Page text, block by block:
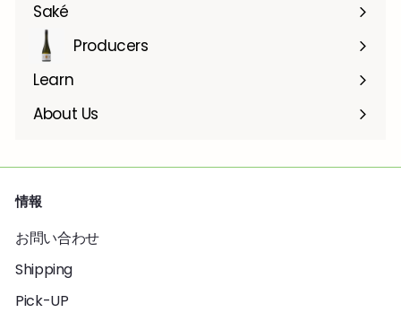
Saké
Producers
Learn
About Us
情報
お問い合わせ
Shipping
Pick-UP